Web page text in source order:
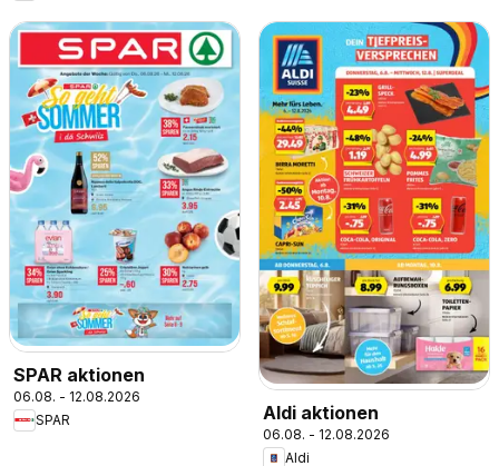
SPAR aktionen
06.08. - 12.08.2026
SPAR
Aldi aktionen
06.08. - 12.08.2026
Aldi